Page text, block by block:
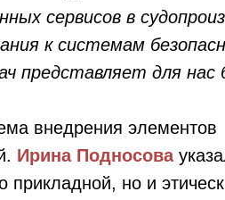
сервисов в
к системам
представляет для нас
внедрения элементов
Ирина Подносова
прикладной, но и